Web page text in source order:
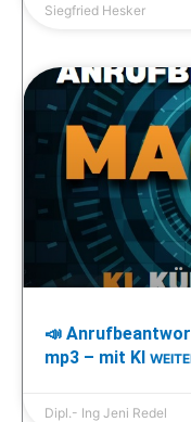
Siegfried Hesker
📣
mp3 – mit KI
Dipl.- Ing Jeni Redel